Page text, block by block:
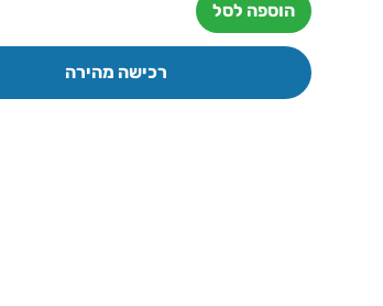
הוספה לסל
רכישה מהירה